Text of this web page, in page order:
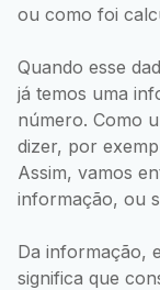
ou como foi
Quando esse
já temos uma
número. Como
dizer, por
Assim, vamos
informação, ou
Da informação,
significa que